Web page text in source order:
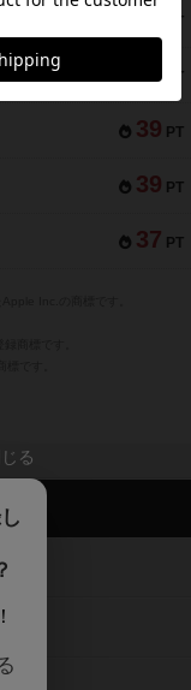
PT
42 PT
39 PT
39 PT
37 PT
る